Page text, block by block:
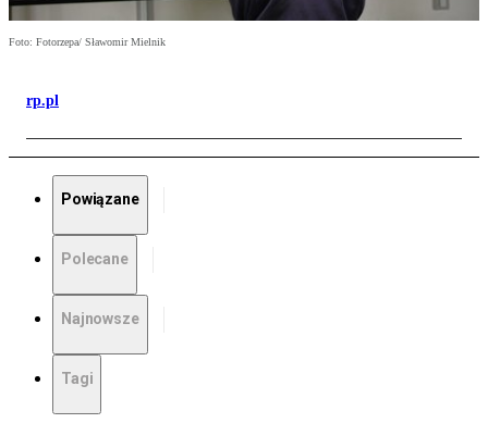
Foto: Fotorzepa/ Sławomir Mielnik
rp.pl
Powiązane
Polecane
Najnowsze
Tagi